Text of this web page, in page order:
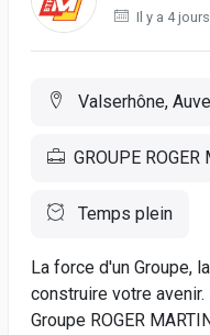
Il y a 4 jours
Valserhône,
GROUPE ROGER
Temps plein
La force d'un Groupe,
construire votre
Groupe ROGER